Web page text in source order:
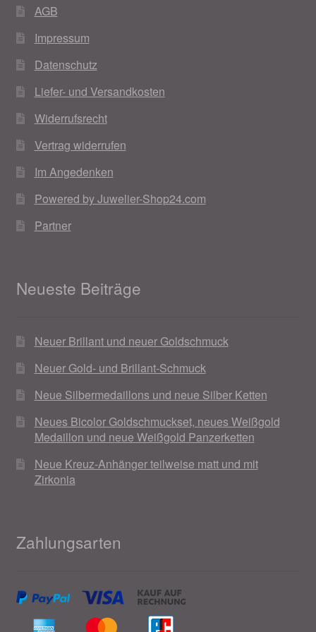
AGB
Impressum
Datenschutz
Liefer- und Versandkosten
Widerrufsrecht
Vertrag widerrufen
Im Angedenken
Powered by Juwelier-Shop24.com
Partner
Neueste Beiträge
Neuer Brillant und neuer Goldschmuck
Neuer Gold- und Brillant-Schmuck
Neue Silbermedaillons und neue Silber Ketten
Neues Bicolor Goldschmuckset, neues Weißgold
Medaillon und neue Weißgold Panzerketten
Neue Kreuz-Anhänger teilweise matt und mit
Zirkonia
Zahlungsarten